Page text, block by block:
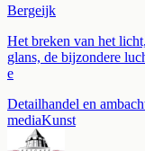
Bergeijk
Het breken van het
glans, de bijzondere
e
Detailhandel en
mediaKunst